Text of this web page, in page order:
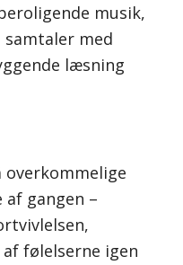
musik,
med
læsning
gangen –
af følelserne igen